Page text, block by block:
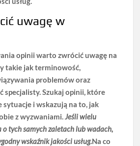
uwagę w
opinii warto zwrócić uwagę na
takie jak terminowość,
problemów oraz
specjalisty. Szukaj opinii, które
i wskazują na to, jak
z wyzwaniami.Jeśli wielu
tych samych zaletach lub wadach,
wskaźnik jakości usług.Na co